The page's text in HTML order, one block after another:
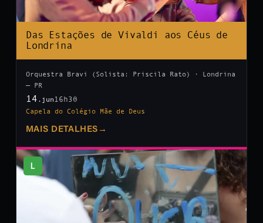
Das Estações de Vivaldi aos Céus de
Londrina
Orquestra Bravi (Solista: Priscila Rato) · Londrina
— PR
14 .jun 16h30
Capela do Colégio Mãe de Deus
MAIS DETALHES →
L